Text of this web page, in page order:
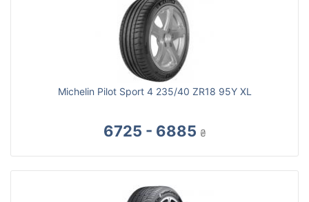
Michelin Pilot Sport 4 235/40 ZR18 95Y XL
6725 - 6885 ₴